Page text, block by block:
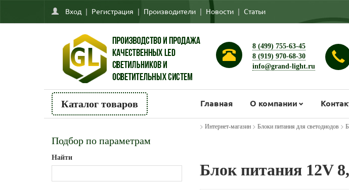
Вход | Регистрация | Производители | Новости | Статьи
8 (499) 755-63-45
8 (919) 970-68-30
info@grand-light.ru
Каталог товаров Главная О компании
Подбор по параметрам
Найти
> Интернет-магазин> Блоки питания для светодиодов>
Блок питания 12V